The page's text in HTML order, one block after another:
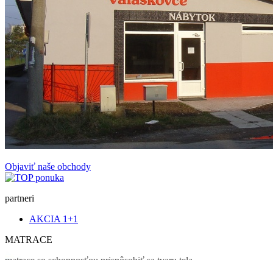
Objaviť naše obchody
partneri
AKCIA 1+1
MATRACE